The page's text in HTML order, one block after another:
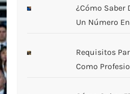
¿Cómo Saber
Un Número
Requisitos
Como